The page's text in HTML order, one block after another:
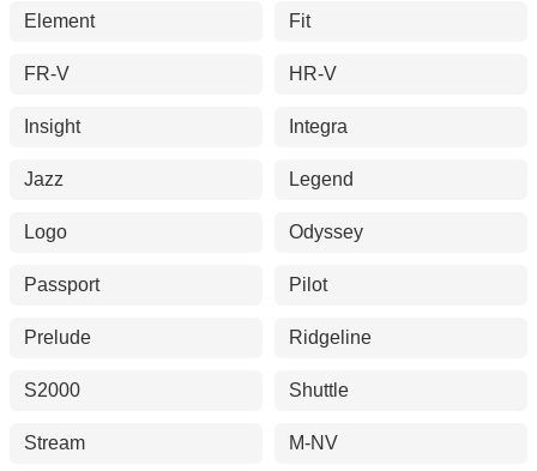
Element Fit
FR-V HR-V
Insight Integra
Jazz Legend
Logo Odyssey
Passport Pilot
Prelude Ridgeline
S2000 Shuttle
Stream M-NV